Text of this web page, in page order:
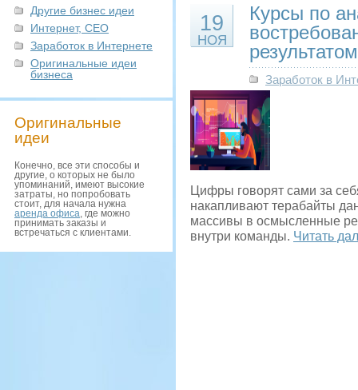
Другие бизнес идеи
Интернет, СЕО
Заработок в Интернете
Оригинальные идеи
бизнеса
Оригинальные
идеи
Конечно, все эти способы и
другие, о которых не было
упоминаний, имеют высокие
затраты, но попробовать
стоит, для начала нужна
аренда офиса, где можно
принимать заказы и
встречаться с клиентами.
19
НОЯ
Курсы по
результатом
Заработок в
Цифры говорят сами за
накапливают терабайты
массивы в осмысленные
внутри команды. Читать